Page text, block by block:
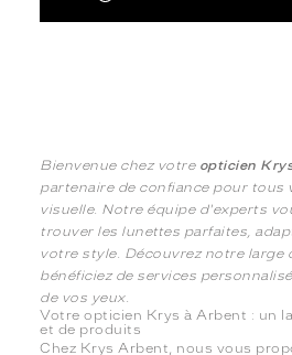
Bienvenue chez votre opticien
partenaire de confiance pour tous
visuelle. Notre équipe d'experts
trouver les lunettes parfaites,
votre style. Découvrez notre large
bénéficiez de services
de vos yeux.
Votre opticien Krys à Arbent : un
et de produits
Chez Krys Arbent, nous vous